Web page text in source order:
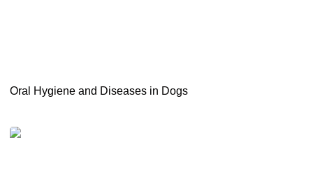
Oral Hygiene and Diseases in Dogs